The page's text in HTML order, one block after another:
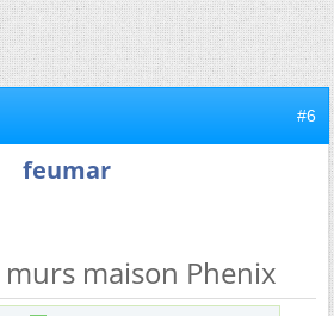
#6
feumar
murs maison Phenix